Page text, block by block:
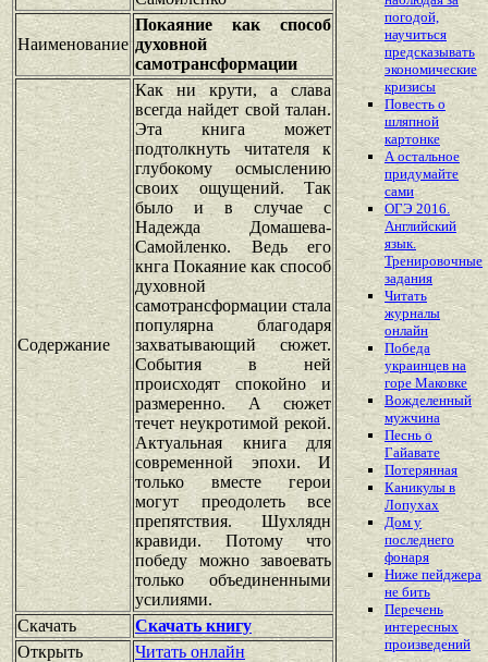
Наименование
Покаяние как способ
духовной
самотрансформации
Содержание
Как ни крути, а слава
всегда найдет свой талан.
Эта книга может
подтолкнуть читателя к
глубокому осмыслению
своих ощущений. Так
было и в случае с
Надежда Домашева-
Самойленко. Ведь его
кнга Покаяние как способ
духовной
самотрансформации стала
популярна благодаря
захватывающий сюжет.
События в ней
происходят спокойно и
размеренно. А сюжет
течет неукротимой рекой.
Актуальная книга для
современной эпохи. И
только вместе герои
могут преодолеть все
препятствия. Шухлядн
кравиди. Потому что
победу можно завоевать
только объединенными
усилиями.
Скачать
Скачать книгу
Открыть
Читать онлайн
погодой,
научиться
предсказывать
экономические
кризисы
Повесть о
шляпной
картонке
А остальное
придумайте
сами
ОГЭ 2016.
Английский
язык.
Тренировочные
задания
Читать
журналы
онлайн
Победа
украинцев на
горе Маковке
Вожделенный
мужчина
Песнь о
Гайавате
Потерянная
Каникулы в
Лопухах
Дом у
последнего
фонаря
Ниже пейджера
не бить
Перечень
интересных
произведений